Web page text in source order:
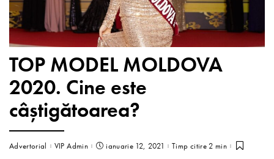
TOP MODEL MOLDOVA
2020. Cine este
câştigătoarea?
Advertorial VIP Admin ianuarie 12, 2021 Timp citire 2 min